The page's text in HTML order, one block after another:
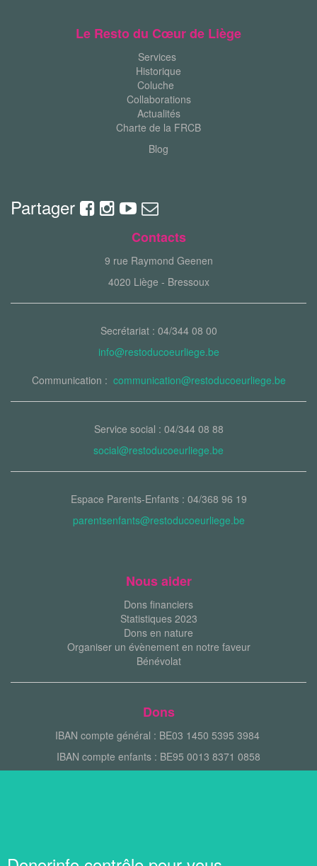
Le Resto du Cœur de Liège
Services
Historique
Coluche
Collaborations
Actualités
Charte de la FRCB
Blog
Partager
Contacts
9 rue Raymond Geenen
4020 Liège - Bressoux
Secrétariat : 04/344 08 00
info@restoducoeurliege.be
Communication : communication@restoducoeurliege.be
Service social : 04/344 08 88
social@restoducoeurliege.be
Espace Parents-Enfants : 04/368 96 19
parentsenfants@restoducoeurliege.be
Nous aider
Dons financiers
Statistiques 2023
Dons en nature
Organiser un évènement en notre faveur
Bénévolat
Dons
IBAN compte général : BE03 1450 5395 3984
IBAN compte enfants : BE95 0013 8371 0858